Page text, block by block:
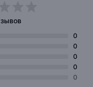
0
0
0
0
0